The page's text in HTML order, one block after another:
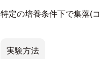
特定の培養条件下で集落(
実験方法